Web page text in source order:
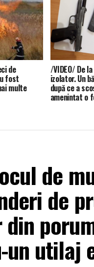
de
fost
multe
/VIDEO/ De
izolator. Un
după ce a
amenințat o
de
de
utilaj